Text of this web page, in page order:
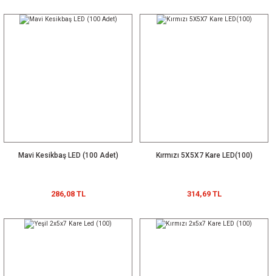
Mavi Kesikbaş LED (100 Adet)
286,08 TL
Kırmızı 5X5X7 Kare LED(100)
314,69 TL